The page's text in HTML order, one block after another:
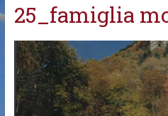
25_famiglia